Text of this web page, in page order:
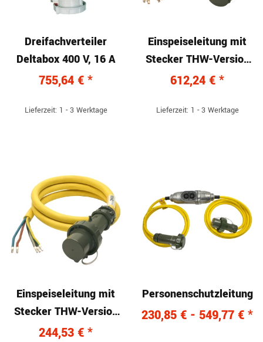
Dreifachverteiler
Deltabox 400 V, 16 A
755,64 € *
Lieferzeit: 1 - 3 Werktage
Einspeiseleitung mit
Stecker THW-Version
400 V, 125 A, 3 m
612,24 € *
Lieferzeit: 1 - 3 Werktage
Einspeiseleitung mit
Stecker THW-Version
400 V, 63 A, 3 m
244,53 € *
Personenschutzleitung
230,85 € - 549,77 € *